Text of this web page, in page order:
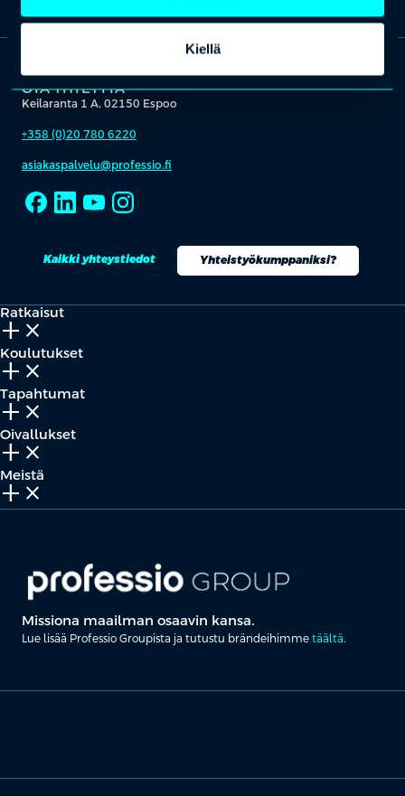
Kiellä
OTA YHTEYTTÄ
Keilaranta 1 A, 02150 Espoo
+358 (0)20 780 6220
asiakaspalvelu@professio.fi
Kaikki yhteystiedot Yhteistyökumppaniksi?
Ratkaisut
add_2 close
Koulutukset
add_2 close
Tapahtumat
add_2 close
Oivallukset
add_2 close
Meistä
add_2 close
Missiona maailman osaavin kansa.
Lue lisää Professio Groupista ja tutustu brändeihimme täältä.